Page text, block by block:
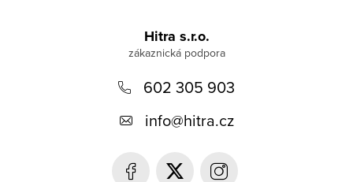
Hitra s.r.o.
602 305 903
info@hitra.cz